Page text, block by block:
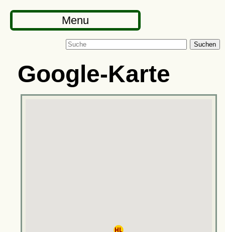
Menu
Suchen
Google-Karte